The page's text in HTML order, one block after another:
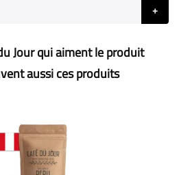
Jour qui aiment le produit
aussi ces produits